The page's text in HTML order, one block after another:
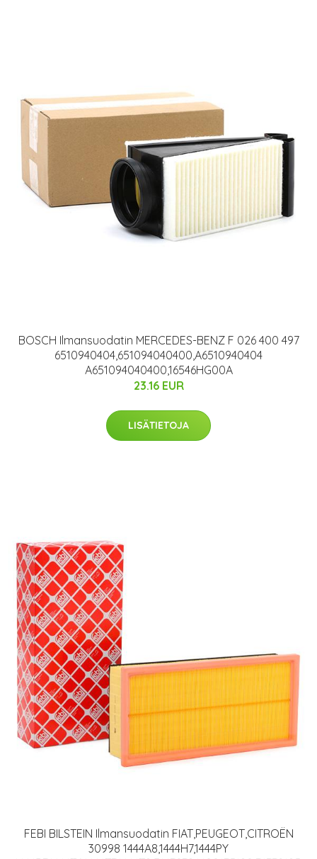
BOSCH Ilmansuodatin MERCEDES-BENZ F 026 400 497
6510940404,651094040400,A6510940404
A651094040400,16546HG00A
23.16 EUR
LISÄTIETOJA
FEBI BILSTEIN Ilmansuodatin FIAT,PEUGEOT,CITROËN
30998 1444A8,1444H7,1444PY